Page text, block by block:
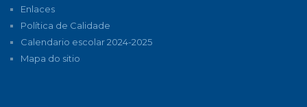
Enlaces
Política de Calidade
Calendario escolar 2024-2025
Mapa do sitio